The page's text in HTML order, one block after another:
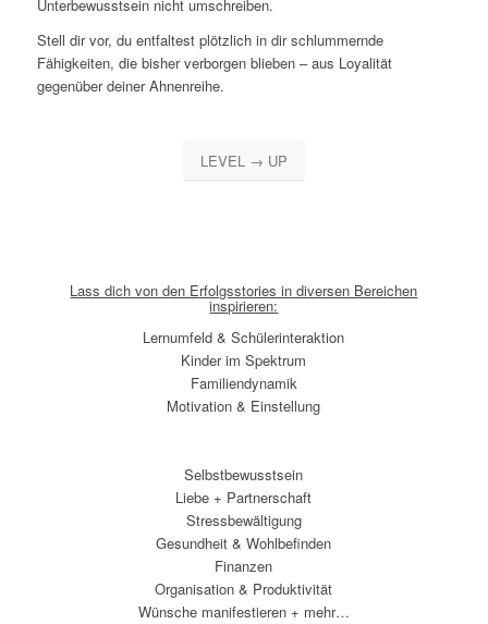
Unterbewusstsein nicht umschreiben.
Stell dir vor, du entfaltest plötzlich in dir schlummernde
Fähigkeiten, die bisher verborgen blieben – aus Loyalität
gegenüber deiner Ahnenreihe.
LEVEL → UP
Lass dich von den Erfolgsstories in diversen Bereichen
inspirieren:
Lernumfeld & Schülerinteraktion
Kinder im Spektrum
Familiendynamik
Motivation & Einstellung
Selbstbewusstsein
Liebe + Partnerschaft
Stressbewältigung
Gesundheit & Wohlbefinden
Finanzen
Organisation & Produktivität
Wünsche manifestieren + mehr…